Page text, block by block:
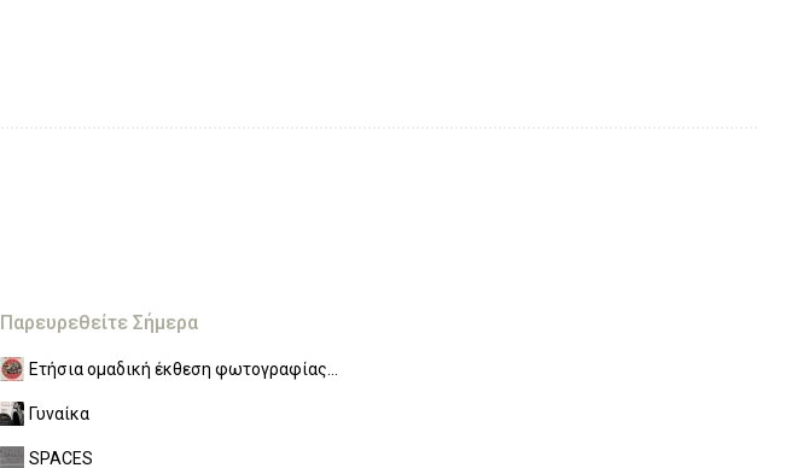
Παρευρεθείτε Σήμερα
Ετήσια ομαδική έκθεση φωτογραφίας...
Γυναίκα
SPACES